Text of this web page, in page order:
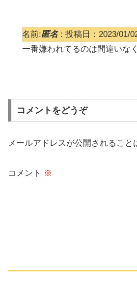
名前:匿名: 投稿日：2023/01/
一番嫌われてるのは間違いな
コメントをどうぞ
メールアドレスが公開されること
コメント ※